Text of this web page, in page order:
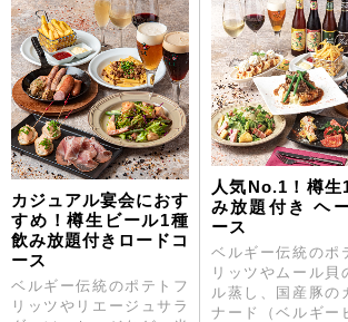
カジュアル宴会におす
すめ！樽生ビール1種
飲み放題付きロードコ
ース
ベルギー伝統のポテトフ
リッツやリエージュサラ
人気No.1！樽生
み放題付き ヘ
ース
ベルギー伝統のポ
リッツやムール貝
ル蒸し、国産豚の
ナード（ベルギー